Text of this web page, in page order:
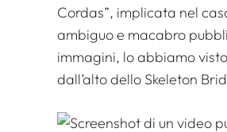
Cordas”, implicata nel
ambiguo e macabro
immagini, lo abbiamo
dall’alto dello Skeleton